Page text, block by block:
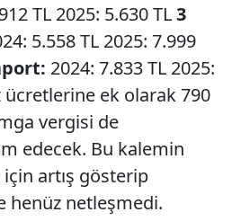
TL 2025: 5.630 TL3
5.558 TL 2025: 7.999
2024: 7.833 TL 2025:
ücretlerine ek olarak 790
vergisi de
edecek. Bu kalemin
için artış gösterip
henüz netleşmedi.